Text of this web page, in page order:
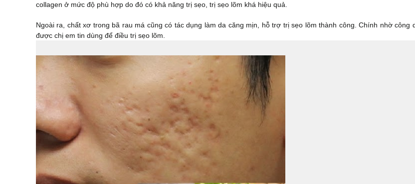
collagen ở mức độ phù hợp do đó có khả năng trị sẹo, trị sẹo lõm khá hiệu quả.
Ngoài ra, chất xơ trong bã rau má cũng có tác dụng làm da căng mịn, hỗ trợ trị sẹo lõm thành công. Chính nhờ công
được chị em tin dùng để điều trị sẹo lõm.